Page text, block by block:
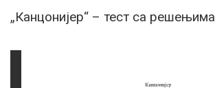
„Канцонијер“ – тест са решењима